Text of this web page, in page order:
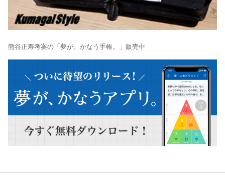
熊谷正寿考案の「夢が、かなう手帳。」販売中